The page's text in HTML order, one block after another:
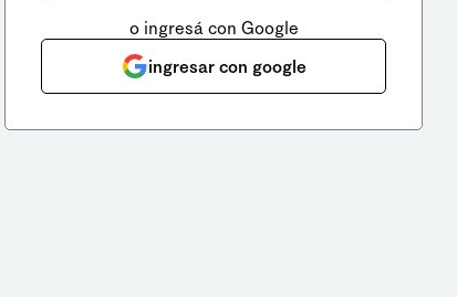
o ingresá con Google
ingresar con google